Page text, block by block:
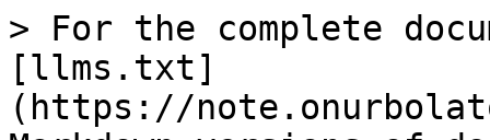
> For the complete
[llms.txt]
(https://